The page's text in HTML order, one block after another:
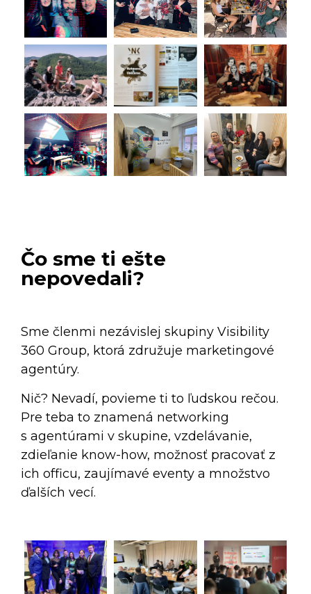
Čo sme ti ešte
nepovedali?
Sme členmi nezávislej skupiny Visibility
360 Group, ktorá združuje marketingové
agentúry.
Nič? Nevadí, povieme ti to ľudskou rečou.
Pre teba to znamená networking
s agentúrami v skupine, vzdelávanie,
zdieľanie know-how, možnosť pracovať z
ich officu, zaujímavé eventy a množstvo
ďalších vecí.